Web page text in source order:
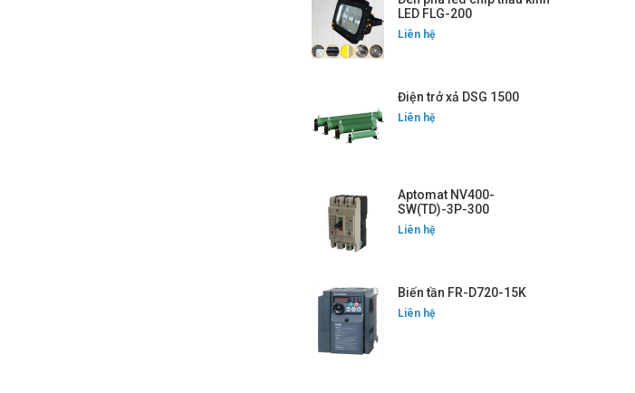
LED FLG-200
Liên hệ
Điện trở xả DSG 1500
Liên hệ
Aptomat NV400-
SW(TD)-3P-300
Liên hệ
Biến tần FR-D720-15K
Liên hệ